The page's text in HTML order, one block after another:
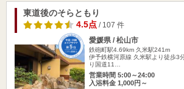
東道後のそらともり
4.5点/ 107 件
愛媛県 / 松山市
鉄砲町駅4.69km 久米駅241m
伊予鉄横河原線 久米駅より徒歩3
り国道11…
営業時間 5:00～24:00
入浴料金 1,000円～